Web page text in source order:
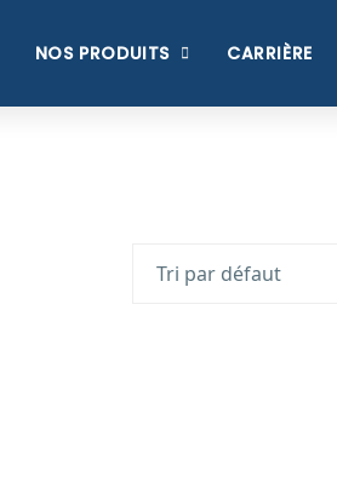
NOS PRODUITS CARRIÈRE